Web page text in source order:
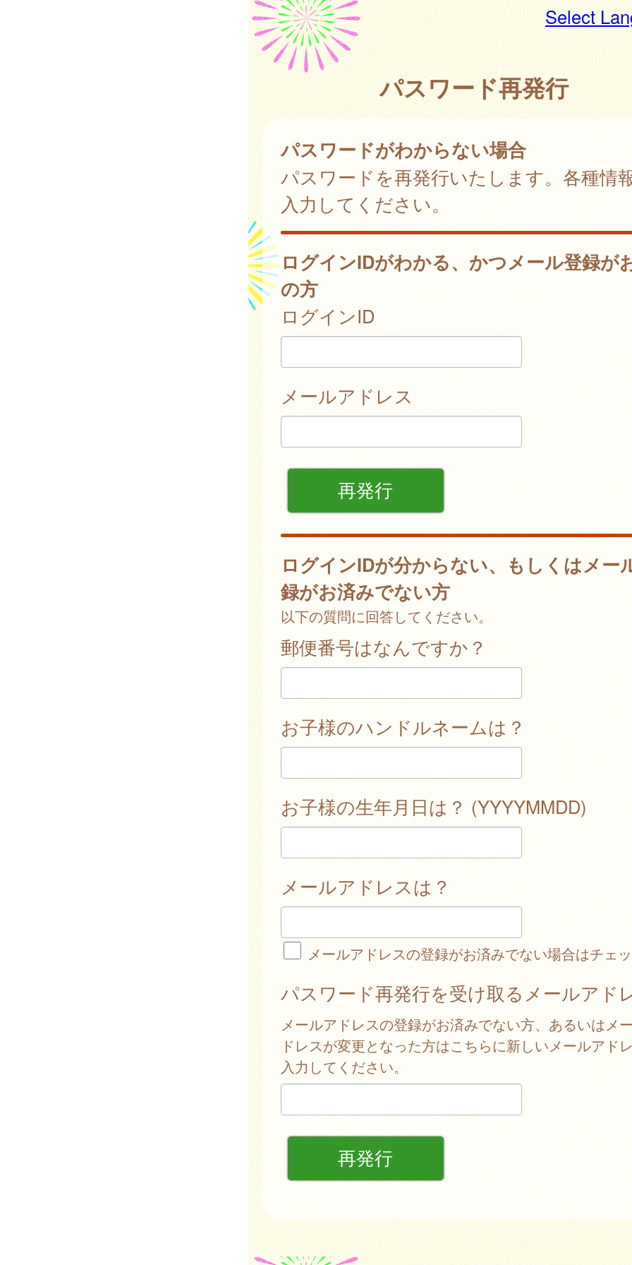
Select
パスワード再発行
パスワードがわからない場合
パスワードを再発行いたします。各種情
入力してください。
ログインIDがわかる、かつメール登録が
の方
ログインID
メールアドレス
ログインIDが分からない、もしくはメー
録がお済みでない方
以下の質問に回答してください。
郵便番号はなんですか？
お子様のハンドルネームは？
お子様の生年月日は？ (YYYYMMDD)
メールアドレスは？
メールアドレスの登録がお済みでない場合はチェ
パスワード再発行を受け取るメールアド
メールアドレスの登録がお済みでない方、あるいはメ
ドレスが変更となった方はこちらに新しいメールアド
入力してください。